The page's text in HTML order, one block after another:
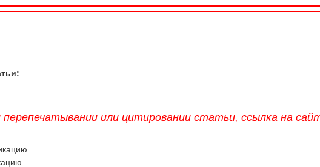
перепечатывании или цитировании статьи, ссылка на